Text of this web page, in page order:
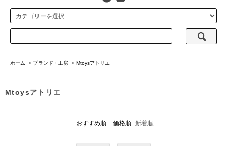
ホーム > ブランド・工房 > Mtoysアトリエ
Mtoysアトリエ
おすすめ順 価格順 新着順